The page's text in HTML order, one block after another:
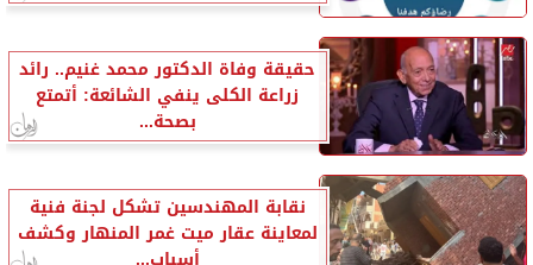
حقيقة وفاة الدكتور محمد غنيم.. رائد
زراعة الكلى ينفي الشائعة: أتمتع
بصحة...
نقابة المهندسين تشكل لجنة فنية
لمعاينة عقار ميت غمر المنهار وكشف